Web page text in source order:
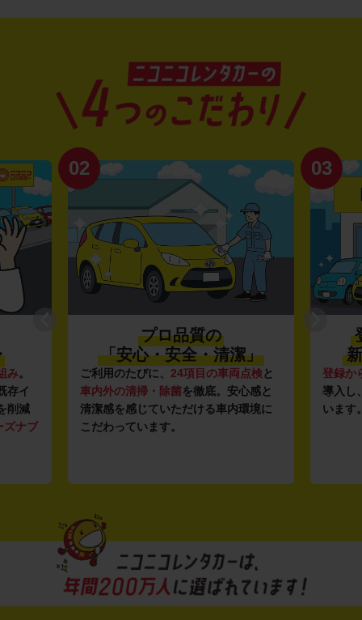
み。
存イ
削減
ズナブ
02
プロ品質の
「安心・安全・清潔」
ご利用のたびに、 24項目の車両点検と
車内外の清掃・除菌を徹底。安心感と
清潔感を感じていただける車内環境に
こだわっています。
03
登録か
導入し
います